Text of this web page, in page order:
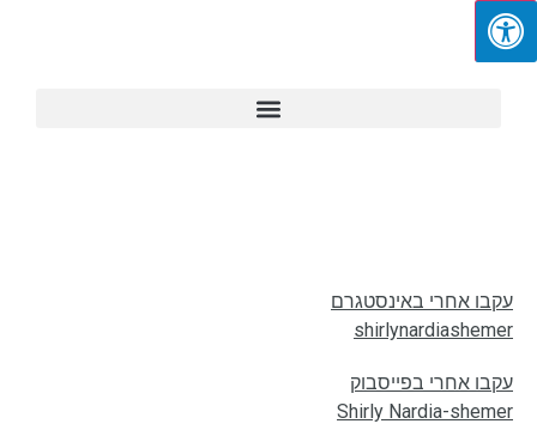
עקבו אחרי באינסטגרם
shirlynardiashemer
עקבו אחרי בפייסבוק
Shirly Nardia-shemer